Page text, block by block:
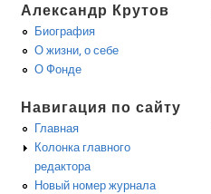
Александр Крутов
Биография
О жизни, о себе
О Фонде
Навигация по сайту
Главная
Колонка главного
редактора
Новый номер журнала